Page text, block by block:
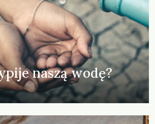
naszą wodę?